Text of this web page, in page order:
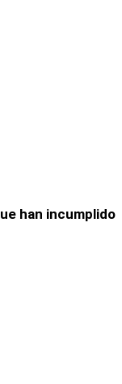
han incumplido